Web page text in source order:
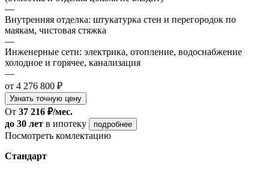
—
Внутренняя отделка: штукатурка стен и перегородок по
маякам, чистовая стяжка
—
Инженерные сети: электрика, отопление, водоснабжение
холодное и горячее, канализация
—
от 4 276 800 ₽
Узнать точную цену
От 37 216 ₽/мес.
до 30 лет в ипотеку подробнее
Посмотреть комлектацию
Стандарт